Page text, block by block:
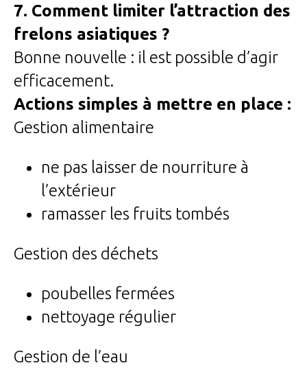
7. Comment limiter l’attraction des
frelons asiatiques ?
Bonne nouvelle : il est possible d’agir
efficacement.
Actions simples à mettre en place :
Gestion alimentaire
ne pas laisser de nourriture à
l’extérieur
ramasser les fruits tombés
Gestion des déchets
poubelles fermées
nettoyage régulier
Gestion de l’eau